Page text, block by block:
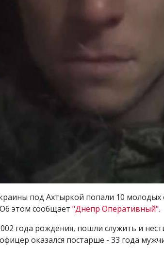
под Ахтыркой попали 10 молодых
этом сообщает "Днепр Оперативный".
года рождения, пошли служить и
оказался постарше - 33 года